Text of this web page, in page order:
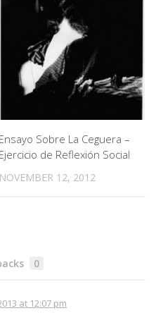
Ensayo Sobre La Ceguera –
Ejercicio de Reflexión Social
NOVEMBER 12, 2012
0
at 12:07 pm